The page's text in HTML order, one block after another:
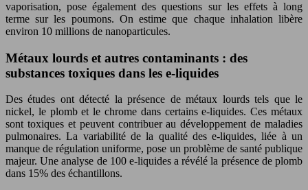
vaporisation, pose également des questions sur les effets à long
terme sur les poumons. On estime que chaque inhalation libère
environ 10 millions de nanoparticules.
Métaux lourds et autres contaminants : des
substances toxiques dans les e-liquides
Des études ont détecté la présence de métaux lourds tels que le
nickel, le plomb et le chrome dans certains e-liquides. Ces métaux
sont toxiques et peuvent contribuer au développement de maladies
pulmonaires. La variabilité de la qualité des e-liquides, liée à un
manque de régulation uniforme, pose un problème de santé publique
majeur. Une analyse de 100 e-liquides a révélé la présence de plomb
dans 15% des échantillons.